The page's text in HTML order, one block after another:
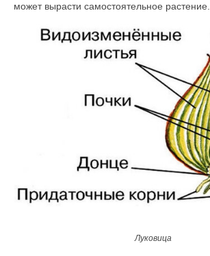
может вырасти самостоятельное растение.
Луковица